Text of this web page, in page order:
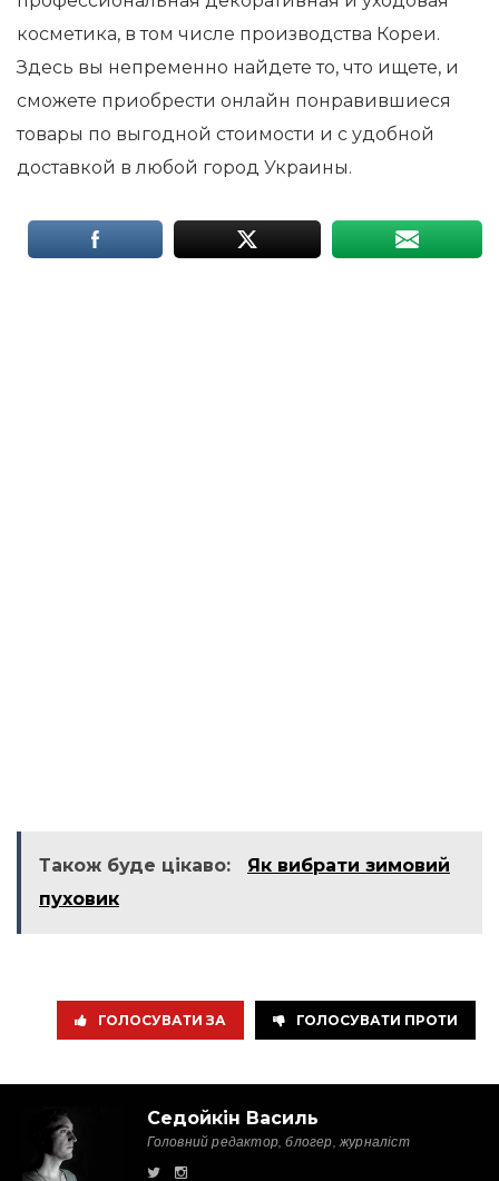
косметика, в том числе производства Кореи.
Здесь вы непременно найдете то, что ищете, и
сможете приобрести онлайн понравившиеся
товары по выгодной стоимости и с удобной
доставкой в любой город Украины.
Також буде цікаво:
Як вибрати зимовий
пуховик
ГОЛОСУВАТИ ЗА ГОЛОСУВАТИ ПРОТИ
Седойкін Василь
Головний редактор, блогер, журналіст